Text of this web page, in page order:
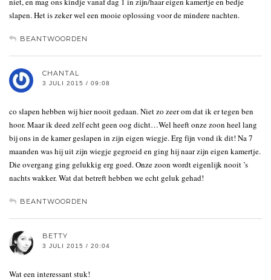
slapen. Het is zeker wel een mooie oplossing voor de mindere nachten.
BEANTWOORDEN
CHANTAL
3 JULI 2015 / 09:08
co slapen hebben wij hier nooit gedaan. Niet zo zeer om dat ik er tegen ben
hoor. Maar ik deed zelf echt geen oog dicht…Wel heeft onze zoon heel lang
bij ons in de kamer geslapen in zijn eigen wiegje. Erg fijn vond ik dit! Na 7
maanden was hij uit zijn wiegje gegroeid en ging hij naar zijn eigen kamertje.
Die overgang ging gelukkig erg goed. Onze zoon wordt eigenlijk nooit ’s
nachts wakker. Wat dat betreft hebben we echt geluk gehad!
BEANTWOORDEN
BETTY
3 JULI 2015 / 20:04
Wat een interessant stuk!